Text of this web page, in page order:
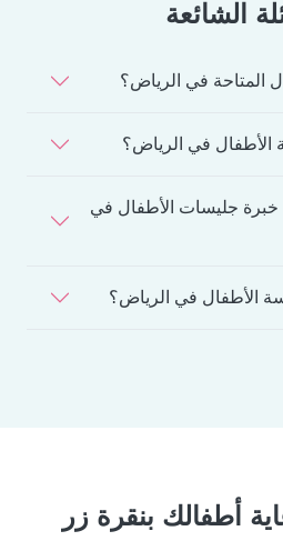
الشائعة
المتاحة في الرياض؟
الأطفال في الرياض؟
جليسات الأطفال في
الأطفال في الرياض؟
أطفالك بنقرة زر